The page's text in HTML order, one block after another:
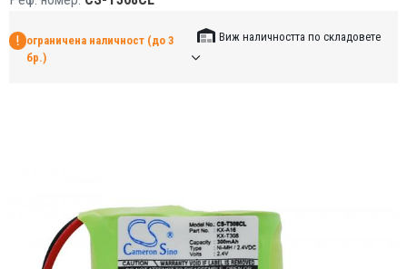
ограничена наличност (до 3
бр.)
Виж наличността по складовете